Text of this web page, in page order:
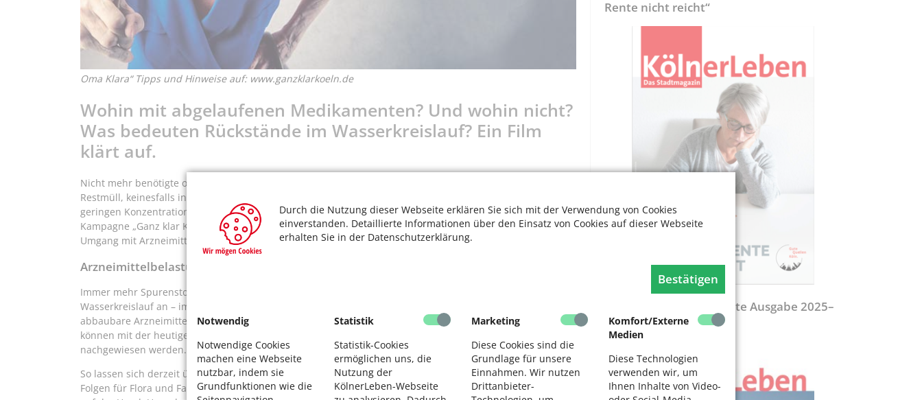
Durch die Nutzung dieser Webseite erklären Sie sich mit der Verwendung von Cookies
einverstanden. Detaillierte Informationen über den Einsatz von Cookies auf dieser Webseite
erhalten Sie in der Datenschutzerklärung.
Bestätigen
Notwendig
Notwendige Cookies
machen eine Webseite
nutzbar, indem sie
Grundfunktionen wie die
Statistik
Statistik-Cookies
ermöglichen uns, die
Nutzung der
KölnerLeben-Webseite
Marketing
Diese Cookies sind die
Grundlage für unsere
Einnahmen. Wir nutzen
Drittanbieter-
Komfort/Externe
Medien
Diese Technologien
verwenden wir, um
Ihnen Inhalte von Video-
Oma Klara“ Tipps und Hinweise auf: www.ganzklarkoeln.de
Wohin mit abgelaufenen Medikamenten? Und wohin nicht?
Was bedeuten Rückstände im Wasserkreislauf? Ein Film
klärt auf.
Nicht mehr benötigte oder abgelaufene Medikamente, seien es Pillen oder Flüssigkeiten, gehören in den
Restmüll, keinesfalls in die Toilette oder den Abfluss. Falsch entsorgt reichern sich, wenn auch in sehr
geringen Konzentrationen, immer mehr Spurenstoffe von Arzneien im Wasserkreislauf an. Mit der
Kampagne „Ganz klar Köln“ rufen die Stadtentwässerungsbetriebe Köln (StEB) zum verantwortungsvollen
Umgang mit Arzneimitteln auf.
Arzneimittelbelastung im Wasserkreislauf
Immer mehr Spurenstoffe von Medikamenten reichern sich in sehr geringen Konzentrationen im
Wasserkreislauf an – im Oberflächenwasser, im Grundwasser, sogar im Trinkwasser. Denn schwer
abbaubare Arzneimittel können auch in modernen Kläranlagen nur zum Teil ausgefiltert werden. Ferner
können mit der heutigen Messtechnik bereits Konzentrationen im Bereich von Nanogramm pro Liter
nachgewiesen werden. Das ist vergleichbar mit der Menge eines Zuckerwürfels im gesamten Baldeneysee.
So lassen sich derzeit über 150 Arzneimittelwirkstoffe in bundesdeutschen Gewässern nachweisen. Die
Folgen für Flora und Fauna der Gewässer sind noch nicht absehbar. Die Gründe für diese Belastung liegen
Rente nicht reicht“
Wegweiser - Aktualisierte Ausgabe 2025–
2027